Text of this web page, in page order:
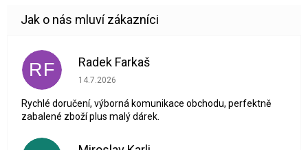
RF Radek Farkaš
Hodnocení obchodu je 5 z 5 hvězdiček.
14.7.2026
Rychlé doručení, výborná komunikace obchodu, perfektně
zabalené zboží plus malý dárek.